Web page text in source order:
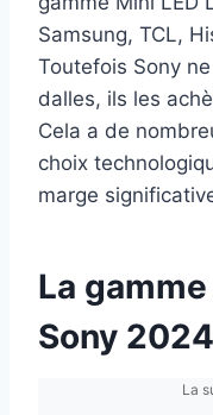
Samsung, TCL,
Toutefois Sony
dalles, ils les
Cela a de
choix
marge
La
Sony 2024
La